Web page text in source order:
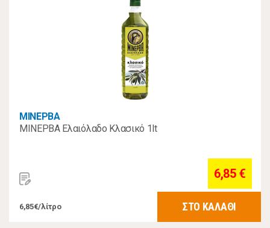
ΜΙΝΕΡΒΑ
ΜΙΝΕΡΒΑ Ελαιόλαδο Κλασικό 1lt
6,85 €
6,85€/λίτρο ΣΤΟ ΚΑΛΑΘΙ